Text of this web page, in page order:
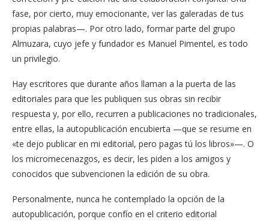
fase, por cierto, muy emocionante, ver las galeradas de tus
propias palabras—. Por otro lado, formar parte del grupo
Almuzara, cuyo jefe y fundador es Manuel Pimentel, es todo
un privilegio.
Hay escritores que durante años llaman a la puerta de las
editoriales para que les publiquen sus obras sin recibir
respuesta y, por ello, recurren a publicaciones no tradicionales,
entre ellas, la autopublicación encubierta —que se resume en
«te dejo publicar en mi editorial, pero pagas tú los libros»—. O
los micromecenazgos, es decir, les piden a los amigos y
conocidos que subvencionen la edición de su obra.
Personalmente, nunca he contemplado la opción de la
autopublicación, porque confío en el criterio editorial